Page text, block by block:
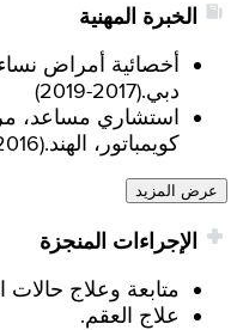
الخبرة المهنية
دبي.(
2017-2019
)
كويمباتور، الهند.(
2017
عرض المزيد
الإجراءات المنجزة
متابعة وعلاج
علاج العقم.